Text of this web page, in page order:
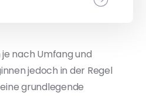
nach Umfang und
jedoch in der Regel
grundlegende